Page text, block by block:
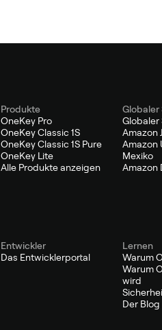
Produkte
OneKey Pro
OneKey Classic 1S
OneKey Classic 1S Pure
OneKey Lite
Alle Produkte anzeigen
Globaler
Globaler
Amazon
Amazon
Mexiko
Amazon
Entwickler
Das Entwicklerportal
Lernen
Warum
Warum
wird
Der Blog